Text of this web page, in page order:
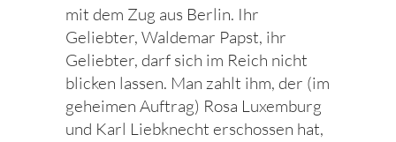
mit dem Zug aus Berlin. Ihr
Geliebter, Waldemar Papst, ihr
Geliebter, darf sich im Reich nicht
blicken lassen. Man zahlt ihm, der (im
geheimen Auftrag) Rosa Luxemburg
und Karl Liebknecht erschossen hat,